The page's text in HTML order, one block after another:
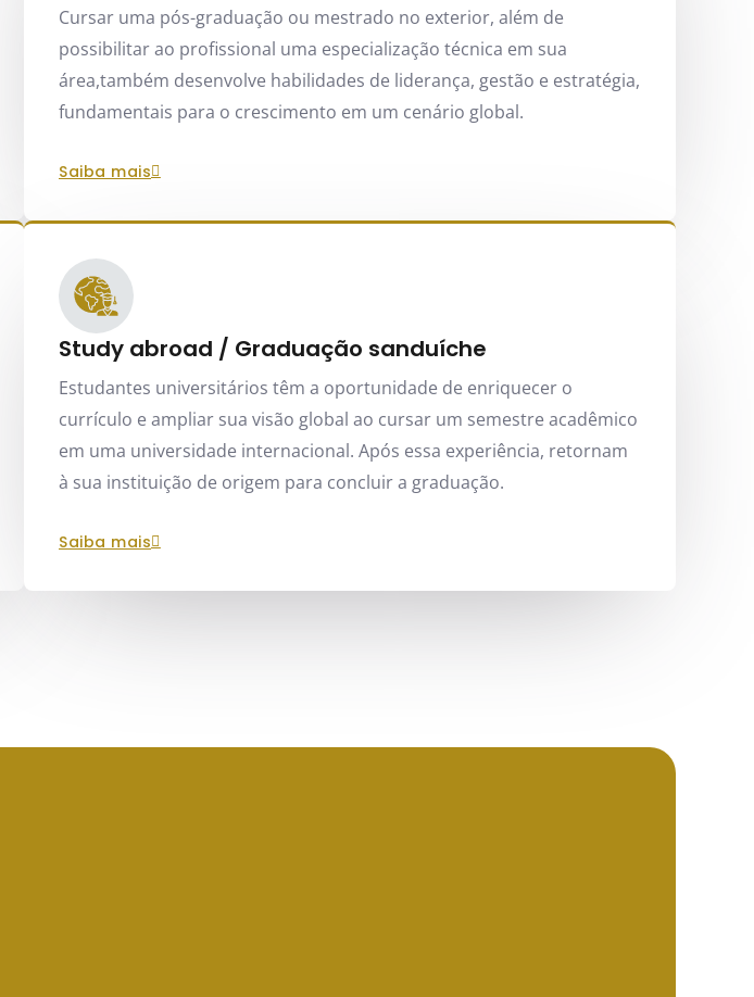
Cursar uma pós-graduação ou mestrado no exterior, além de
possibilitar ao profissional uma especialização técnica em sua
área,também desenvolve habilidades de liderança, gestão e estratégia,
fundamentais para o crescimento em um cenário global.
saiba mais
Study abroad / Graduação sanduíche
Estudantes universitários têm a oportunidade de enriquecer o
currículo e ampliar sua visão global ao cursar um semestre acadêmico
em uma universidade internacional. Após essa experiência, retornam
à sua instituição de origem para concluir a graduação.
saiba mais